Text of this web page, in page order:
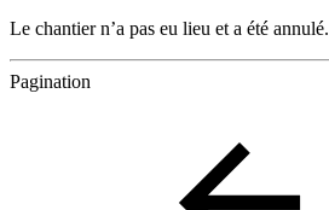
Le chantier n’a pas eu lieu et a été annulé.
Pagination